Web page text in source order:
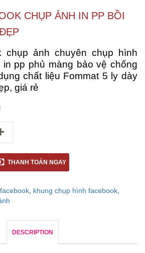
CHỤP ẢNH IN PP BỒI
chụp ảnh chuyên chụp hình
pp phủ màng bảo vệ chống
chất liệu Fommat 5 ly dày
giá rẻ
THANH TOÁN NGAY
khung chụp hình facebook
DESCRIPTION